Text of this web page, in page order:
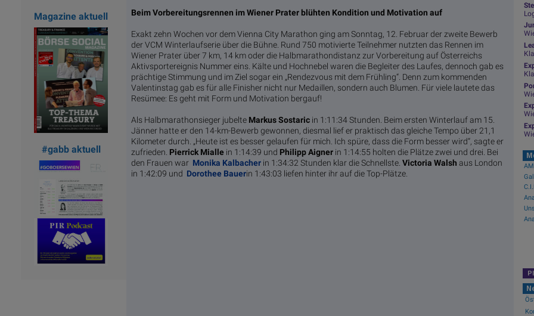
Magazine aktuell
#gabb aktuell
Beim Vorbereitungsrennen im Wiener Prater blühten Kondition und Motivation auf
Exakt zehn Wochen vor dem Vienna City Marathon ging am Sonntag, 12. Februar der zweite Bewerb
der VCM Winterlaufserie über die Bühne. Rund 750 motivierte Teilnehmer nutzten das Rennen im
Wiener Prater über 7 km, 14 km oder die Halbmarathondistanz zur Vorbereitung auf Österreichs
Aktivsportereignis Nummer eins. Kälte und Hochnebel waren die Begleiter des Laufes, dennoch gab es
prächtige Stimmung und im Ziel sogar ein „Rendezvous mit dem Frühling“. Denn zum kommenden
Valentinstag gab es für alle Finisher nicht nur Medaillen, sondern auch Blumen. Für viele lautete das
Resümee: Es geht mit Form und Motivation bergauf!
Als Halbmarathonsieger jubelte Markus Sostaricin 1:11:34 Stunden. Beim ersten Winterlauf am 15.
Jänner hatte er den 14-km-Bewerb gewonnen, diesmal lief er praktisch das gleiche Tempo über 21,1
Kilometer durch. „Heute ist es besser gelaufen für mich. Ich spüre, dass die Form besser wird“, sagte er
zufrieden. Pierrick Mialle in 1:14:39 und Philipp Aignerin 1:14:55 holten die Plätze zwei und drei. Bei
den Frauen war Monika Kalbacherin 1:34:32 Stunden klar die Schnellste. Victoria Walsh aus London
in 1:42:09 und Dorothee Bauerin 1:43:03 liefen hinter ihr auf die Top-Plätze.